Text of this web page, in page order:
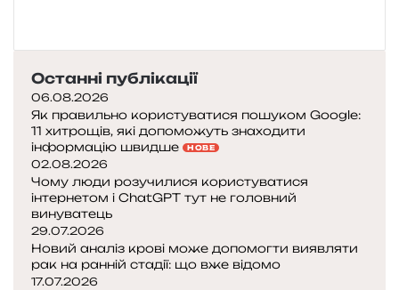
Останні публікації
06.08.2026
Як правильно користуватися пошуком Google:
11 хитрощів, які допоможуть знаходити
інформацію швидше
НОВЕ
02.08.2026
Чому люди розучилися користуватися
інтернетом і ChatGPT тут не головний
винуватець
29.07.2026
Новий аналіз крові може допомогти виявляти
рак на ранній стадії: що вже відомо
17.07.2026